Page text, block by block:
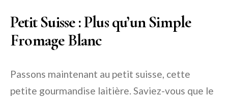
Petit Suisse : Plus qu’un Simple
Fromage Blanc
Passons maintenant au petit suisse, cette
petite gourmandise laitière. Saviez-vous que le